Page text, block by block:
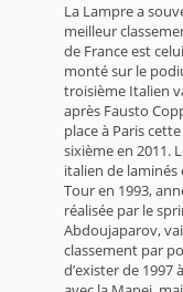
La Lampre a
meilleur
de France est
monté sur le
troisième Italien
après Fausto
place à Paris
sixième en 2011.
italien de laminés
Tour en 1993,
réalisée par le
Abdoujaparov,
classement par
d’exister de 1997